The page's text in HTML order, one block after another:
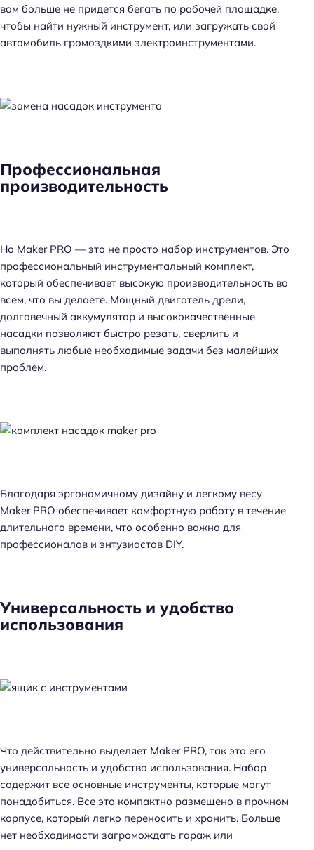
вам больше не придется бегать по рабочей площадке,
чтобы найти нужный инструмент, или загружать свой
автомобиль громоздкими электроинструментами.
Профессиональная
производительность
Но Maker PRO — это не просто набор инструментов. Это
профессиональный инструментальный комплект,
который обеспечивает высокую производительность во
всем, что вы делаете. Мощный двигатель дрели,
долговечный аккумулятор и высококачественные
насадки позволяют быстро резать, сверлить и
выполнять любые необходимые задачи без малейших
проблем.
Благодаря эргономичному дизайну и легкому весу
Maker PRO обеспечивает комфортную работу в течение
длительного времени, что особенно важно для
профессионалов и энтузиастов DIY.
Универсальность и удобство
использования
Что действительно выделяет Maker PRO, так это его
универсальность и удобство использования. Набор
содержит все основные инструменты, которые могут
понадобиться. Все это компактно размещено в прочном
корпусе, который легко переносить и хранить. Больше
нет необходимости загромождать гараж или